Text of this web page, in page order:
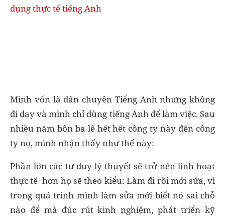
dụng thực tế tiếng Anh
Mình vốn là dân chuyên Tiếng Anh nhưng không
đi dạy và mình chỉ dùng tiếng Anh để làm việc. Sau
nhiều năm bôn ba lê hết hết công ty này đến công
ty nọ, mình nhận thấy như thế này:
Phần lớn các tư duy lý thuyết sẽ trở nên linh hoạt
thực tế hơn họ sẽ theo kiểu: Làm đi rồi mới sửa, vì
trong quá trình mình làm sửa mới biết nó sai chỗ
nào để mà đúc rút kinh nghiệm, phát triển kỹ